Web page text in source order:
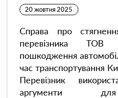
20 жовтня 2025
Справа про
перевізника
пошкодження
час транспортування
Перевізник
аргументи